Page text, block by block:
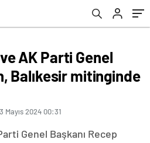
AK Parti Genel
Balıkesir mitinginde
3 Mayıs 2024 00:31
Genel Başkanı Recep